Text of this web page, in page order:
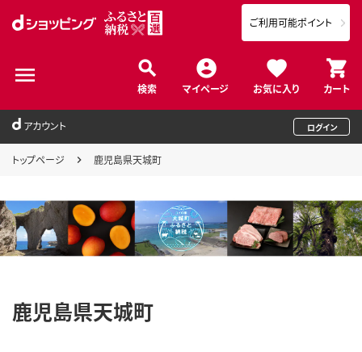
検索 マイページ お気に入り カート
ご利用可能ポイント
アカウント ログイン
トップページ 鹿児島県天城町
鹿児島県天城町